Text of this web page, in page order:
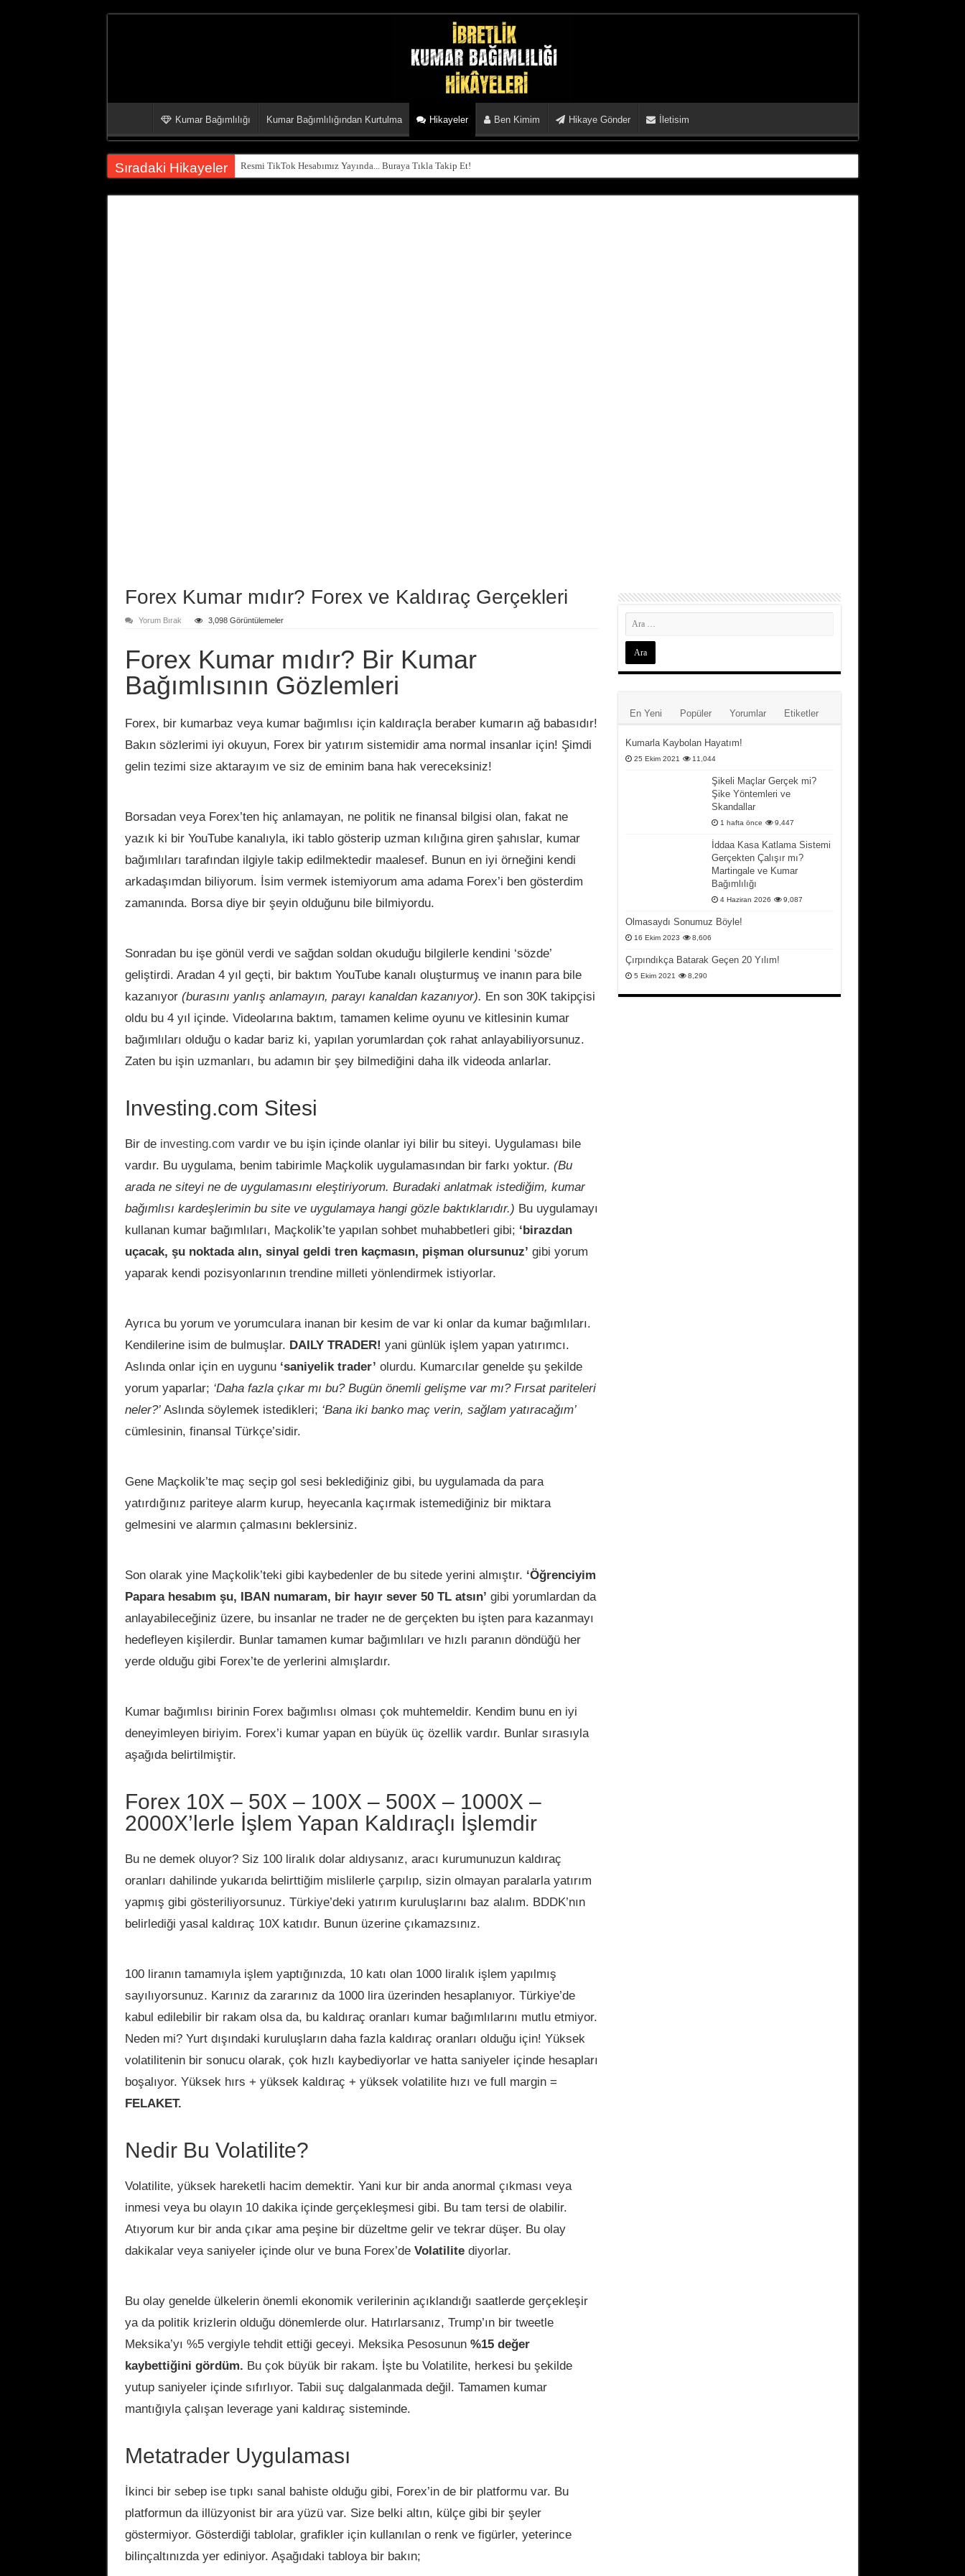
Kumar Bağımlılığı Kumar Bağımlılığından Kurtulma Hikayeler Ben Kimim Hikaye Gönder İletisim
Sıradaki Hikayeler Resmi TikTok Hesabımız Yayında... Buraya Tıkla Takip Et!
Forex Kumar mıdır? Forex ve Kaldıraç Gerçekleri
Yorum Bırak 3,098 Görüntülemeler
Forex Kumar mıdır? Bir Kumar
Bağımlısının Gözlemleri
Forex, bir kumarbaz veya kumar bağımlısı için kaldıraçla beraber kumarın ağ babasıdır!
Bakın sözlerimi iyi okuyun, Forex bir yatırım sistemidir ama normal insanlar için! Şimdi
gelin tezimi size aktarayım ve siz de eminim bana hak vereceksiniz!
Borsadan veya Forex’ten hiç anlamayan, ne politik ne finansal bilgisi olan, fakat ne
yazık ki bir YouTube kanalıyla, iki tablo gösterip uzman kılığına giren şahıslar, kumar
bağımlıları tarafından ilgiyle takip edilmektedir maalesef. Bunun en iyi örneğini kendi
arkadaşımdan biliyorum. İsim vermek istemiyorum ama adama Forex’i ben gösterdim
zamanında. Borsa diye bir şeyin olduğunu bile bilmiyordu.
Sonradan bu işe gönül verdi ve sağdan soldan okuduğu bilgilerle kendini ‘sözde’
geliştirdi. Aradan 4 yıl geçti, bir baktım YouTube kanalı oluşturmuş ve inanın para bile
kazanıyor (burasını yanlış anlamayın, parayı kanaldan kazanıyor). En son 30K takipçisi
oldu bu 4 yıl içinde. Videolarına baktım, tamamen kelime oyunu ve kitlesinin kumar
bağımlıları olduğu o kadar bariz ki, yapılan yorumlardan çok rahat anlayabiliyorsunuz.
Zaten bu işin uzmanları, bu adamın bir şey bilmediğini daha ilk videoda anlarlar.
Investing.com Sitesi
Bir de investing.com vardır ve bu işin içinde olanlar iyi bilir bu siteyi. Uygulaması bile
vardır. Bu uygulama, benim tabirimle Maçkolik uygulamasından bir farkı yoktur. (Bu
arada ne siteyi ne de uygulamasını eleştiriyorum. Buradaki anlatmak istediğim, kumar
bağımlısı kardeşlerimin bu site ve uygulamaya hangi gözle baktıklarıdır.) Bu uygulamayı
kullanan kumar bağımlıları, Maçkolik’te yapılan sohbet muhabbetleri gibi; ‘birazdan
uçacak, şu noktada alın, sinyal geldi tren kaçmasın, pişman olursunuz’ gibi yorum
yaparak kendi pozisyonlarının trendine milleti yönlendirmek istiyorlar.
Ayrıca bu yorum ve yorumculara inanan bir kesim de var ki onlar da kumar bağımlıları.
Kendilerine isim de bulmuşlar. DAILY TRADER! yani günlük işlem yapan yatırımcı.
Aslında onlar için en uygunu ‘saniyelik trader’ olurdu. Kumarcılar genelde şu şekilde
yorum yaparlar; ‘Daha fazla çıkar mı bu? Bugün önemli gelişme var mı? Fırsat pariteleri
neler?’Aslında söylemek istedikleri; ‘Bana iki banko maç verin, sağlam yatıracağım’
cümlesinin, finansal Türkçe’sidir.
Gene Maçkolik’te maç seçip gol sesi beklediğiniz gibi, bu uygulamada da para
yatırdığınız pariteye alarm kurup, heyecanla kaçırmak istemediğiniz bir miktara
gelmesini ve alarmın çalmasını beklersiniz.
Son olarak yine Maçkolik’teki gibi kaybedenler de bu sitede yerini almıştır. ‘Öğrenciyim
Papara hesabım şu, IBAN numaram, bir hayır sever 50 TL atsın’ gibi yorumlardan da
anlayabileceğiniz üzere, bu insanlar ne trader ne de gerçekten bu işten para kazanmayı
hedefleyen kişilerdir. Bunlar tamamen kumar bağımlıları ve hızlı paranın döndüğü her
yerde olduğu gibi Forex’te de yerlerini almışlardır.
Kumar bağımlısı birinin Forex bağımlısı olması çok muhtemeldir. Kendim bunu en iyi
deneyimleyen biriyim. Forex’i kumar yapan en büyük üç özellik vardır. Bunlar sırasıyla
aşağıda belirtilmiştir.
Forex 10X – 50X – 100X – 500X – 1000X –
2000X’lerle İşlem Yapan Kaldıraçlı İşlemdir
Bu ne demek oluyor? Siz 100 liralık dolar aldıysanız, aracı kurumunuzun kaldıraç
oranları dahilinde yukarıda belirttiğim mislilerle çarpılıp, sizin olmayan paralarla yatırım
yapmış gibi gösteriliyorsunuz. Türkiye’deki yatırım kuruluşlarını baz alalım. BDDK’nın
belirlediği yasal kaldıraç 10X katıdır. Bunun üzerine çıkamazsınız.
100 liranın tamamıyla işlem yaptığınızda, 10 katı olan 1000 liralık işlem yapılmış
sayılıyorsunuz. Karınız da zararınız da 1000 lira üzerinden hesaplanıyor. Türkiye’de
kabul edilebilir bir rakam olsa da, bu kaldıraç oranları kumar bağımlılarını mutlu etmiyor.
Neden mi? Yurt dışındaki kuruluşların daha fazla kaldıraç oranları olduğu için! Yüksek
volatilitenin bir sonucu olarak, çok hızlı kaybediyorlar ve hatta saniyeler içinde hesapları
boşalıyor. Yüksek hırs + yüksek kaldıraç + yüksek volatilite hızı ve full margin =
FELAKET.
Nedir Bu Volatilite?
Volatilite, yüksek hareketli hacim demektir. Yani kur bir anda anormal çıkması veya
inmesi veya bu olayın 10 dakika içinde gerçekleşmesi gibi. Bu tam tersi de olabilir.
Atıyorum kur bir anda çıkar ama peşine bir düzeltme gelir ve tekrar düşer. Bu olay
dakikalar veya saniyeler içinde olur ve buna Forex’deVolatilitediyorlar.
Bu olay genelde ülkelerin önemli ekonomik verilerinin açıklandığı saatlerde gerçekleşir
ya da politik krizlerin olduğu dönemlerde olur. Hatırlarsanız, Trump’ın bir tweetle
Meksika’yı %5 vergiyle tehdit ettiği geceyi. Meksika Pesosunun %15 değer
kaybettiğini gördüm. Bu çok büyük bir rakam. İşte bu Volatilite, herkesi bu şekilde
yutup saniyeler içinde sıfırlıyor. Tabii suç dalgalanmada değil. Tamamen kumar
mantığıyla çalışan leverage yani kaldıraç sisteminde.
Metatrader Uygulaması
İkinci bir sebep ise tıpkı sanal bahiste olduğu gibi, Forex’in de bir platformu var. Bu
platformun da illüzyonist bir ara yüzü var. Size belki altın, külçe gibi bir şeyler
göstermiyor. Gösterdiği tablolar, grafikler için kullanılan o renk ve figürler, yeterince
bilinçaltınızda yer ediniyor. Aşağıdaki tabloya bir bakın;
En Yeni Popüler Yorumlar Etiketler
Kumarla Kaybolan Hayatım!
25 Ekim 2021 11,044
Şikeli Maçlar Gerçek mi?
Şike Yöntemleri ve
Skandallar
1 hafta önce 9,447
İddaa Kasa Katlama Sistemi
Gerçekten Çalışır mı?
Martingale ve Kumar
Bağımlılığı
4 Haziran 2026 9,087
Olmasaydı Sonumuz Böyle!
16 Ekim 2023 8,606
Çırpındıkça Batarak Geçen 20 Yılım!
5 Ekim 2021 8,290